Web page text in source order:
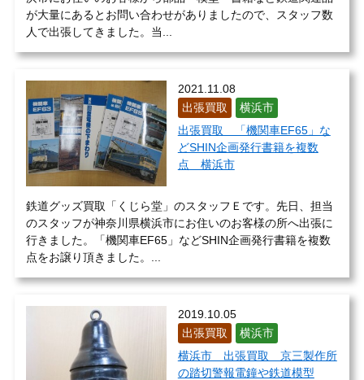
が大量にあるとお問い合わせがありましたので、スタッフ数
人で出張してきました。当...
2021.11.08
出張買取
横浜市
出張買取 「機関車EF65」な
どSHIN企画発行書籍を複数
点 横浜市
鉄道グッズ買取「くじら堂」のスタッフＥです。先日、担当
のスタッフが神奈川県横浜市にお住いのお客様の所へ出張に
行きました。「機関車EF65」などSHIN企画発行書籍を複数
点をお譲り頂きました。...
2019.10.05
出張買取
横浜市
横浜市 出張買取 京三製作所
の踏切警報電鐘や鉄道模型